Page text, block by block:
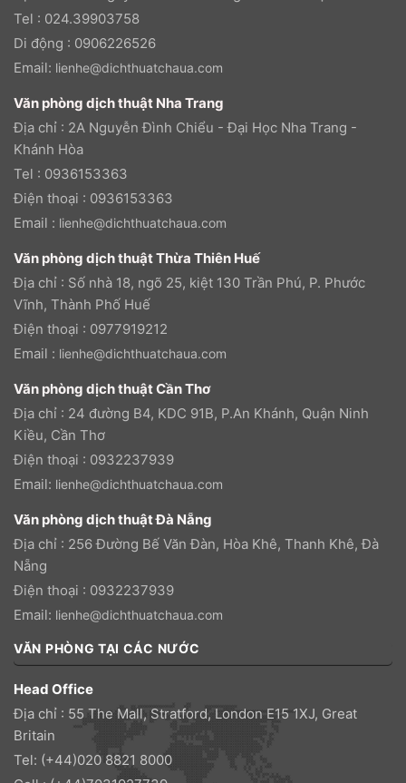
Tel : 024.39903758
Di động : 0906226526
Email: lienhe@dichthuatchaua.com
Văn phòng dịch thuật Nha Trang
Địa chỉ : 2A Nguyễn Đình Chiểu - Đại Học Nha Trang -
Khánh Hòa
Tel : 0936153363
Điện thoại : 0936153363
Email : lienhe@dichthuatchaua.com
Văn phòng dịch thuật Thừa Thiên Huế
Địa chỉ : Số nhà 18, ngõ 25, kiệt 130 Trần Phú, P. Phước
Vĩnh, Thành Phố Huế
Điện thoại : 0977919212
Email : lienhe@dichthuatchaua.com
Văn phòng dịch thuật Cần Thơ
Địa chỉ : 24 đường B4, KDC 91B, P.An Khánh, Quận Ninh
Kiều, Cần Thơ
Điện thoại : 0932237939
Email: lienhe@dichthuatchaua.com
Văn phòng dịch thuật Đà Nẵng
Địa chỉ : 256 Đường Bế Văn Đàn, Hòa Khê, Thanh Khê, Đà
Nẵng
Điện thoại : 0932237939
Email: lienhe@dichthuatchaua.com
VĂN PHÒNG TẠI CÁC NƯỚC
Head Office
Địa chỉ : 55 The Mall, Stratford, London E15 1XJ, Great
Britain
Tel: (+44)020 8821 8000